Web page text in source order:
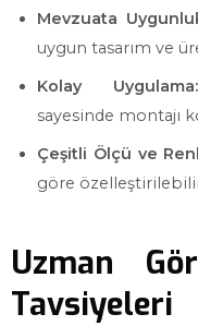
Mevzuata
uygun tasarım ve
Kolay Uygulama:
sayesinde montajı
Çeşitli Ölçü ve
göre
Uzman
Tavsiyeleri